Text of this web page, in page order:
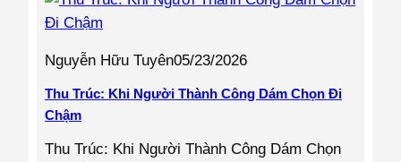
Nguyễn Hữu Tuyên05/23/2026
Thu Trúc: Khi Người Thành Công Dám Chọn Đi
Chậm
Thu Trúc: Khi Người Thành Công Dám Chọn